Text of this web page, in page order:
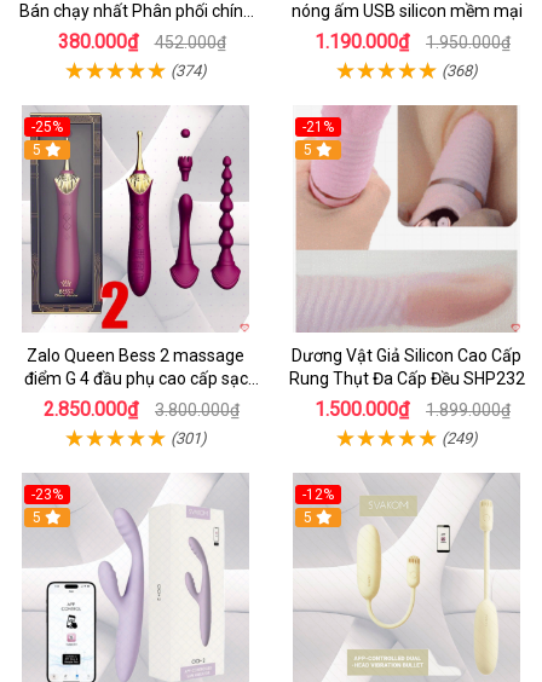
Bán chạy nhất Phân phối chính
hãng
380.000₫ 452.000₫
(374)
nóng ấm USB silicon mềm mại
1.190.000₫ 1.950.000₫
(368)
-25%
5
Zalo Queen Bess 2 massage
điểm G 4 đầu phụ cao cấp sạc
tiện lợi
2.850.000₫ 3.800.000₫
(301)
-21%
5
Dương Vật Giả Silicon Cao Cấp
Rung Thụt Đa Cấp Đều SHP232
1.500.000₫ 1.899.000₫
(249)
-23%
5
-12%
5